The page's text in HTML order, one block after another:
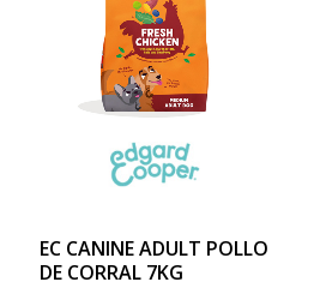
EC CANINE ADULT POLLO
DE CORRAL 7KG